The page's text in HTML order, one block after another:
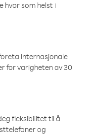
hvor som helst i
internasjonale
for varigheten av 30
fleksibilitet til å
og